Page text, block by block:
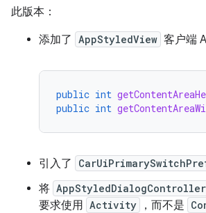
此版本：
添加了 AppStyledView 客户端
public int
public int
引入了
将 AppStyledDialogController
要求使用 Activity ，而不是